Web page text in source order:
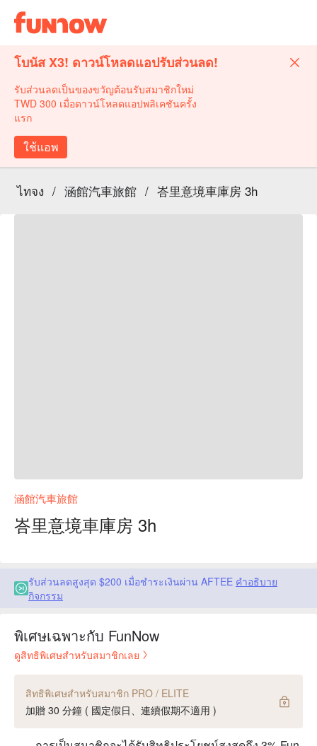
โบนัส X3! ดาวน์โหลดแอปรับส่วนลด!
รับส่วนลดเป็นของขวัญต้อนรับสมาชิกใหม่
TWD 300 เมื่อดาวน์โหลดแอปพลิเคชันครั้ง
แรก
ใช้แอพ
ไทจง / 涵館汽車旅館 / 峇里意境車庫房 3h
涵館汽車旅館
峇里意境車庫房 3h
รับส่วนลดสูงสุด $200 เมื่อชำระเงินผ่าน AFTEE คำอธิบาย
กิจกรรม
พิเศษเฉพาะกับ FunNow
ดูสิทธิพิเศษสำหรับสมาชิกเลย
สิทธิพิเศษสำหรับสมาชิก PRO / ELITE
加贈 30 分鐘 ( 國定假日、連續假期不適用 )